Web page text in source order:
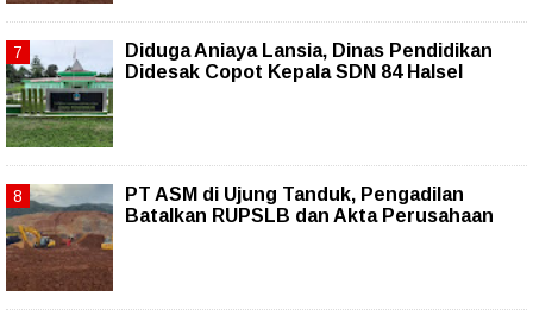
Diduga Aniaya Lansia, Dinas Pendidikan
Didesak Copot Kepala SDN 84 Halsel
PT ASM di Ujung Tanduk, Pengadilan
Batalkan RUPSLB dan Akta Perusahaan